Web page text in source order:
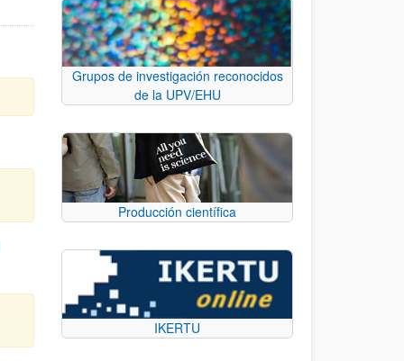
Grupos de investigación reconocidos
de la UPV/EHU
Producción científica
IKERTU